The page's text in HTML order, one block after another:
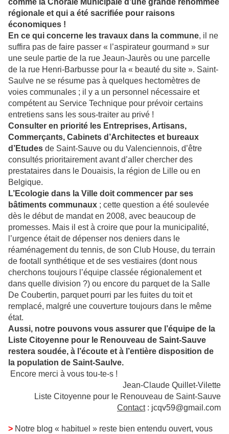
comme la Chorale Municipale d’une grande renommée
régionale et qui a été sacrifiée pour raisons
économiques !
En ce qui concerne les travaux dans la commune, il ne
suffira pas de faire passer « l’aspirateur gourmand » sur
une seule partie de la rue Jeaun-Jaurès ou une parcelle
de la rue Henri-Barbusse pour la « beauté du site ». Saint-
Saulve ne se résume pas à quelques hectomètres de
voies communales ; il y a un personnel nécessaire et
compétent au Service Technique pour prévoir certains
entretiens sans les sous-traiter au privé !
Consulter en priorité les Entreprises, Artisans,
Commerçants, Cabinets d’Architectes et bureaux
d’Etudes de Saint-Sauve ou du Valenciennois, d’être
consultés prioritairement avant d’aller chercher des
prestataires dans le Douaisis, la région de Lille ou en
Belgique.
L’Ecologie dans la Ville doit commencer par ses
bâtiments communaux ; cette question a été soulevée
dès le début de mandat en 2008, avec beaucoup de
promesses. Mais il est à croire que pour la municipalité,
l’urgence était de dépenser nos deniers dans le
réaménagement du tennis, de son Club House, du terrain
de footall synthétique et de ses vestiaires (dont nous
cherchons toujours l’équipe classée régionalement et
dans quelle division ?) ou encore du parquet de la Salle
De Coubertin, parquet pourri par les fuites du toit et
remplacé, malgré une couverture toujours dans le même
état.
Aussi, notre pouvons vous assurer que l’équipe de la
Liste Citoyenne pour le Renouveau de Saint-Sauve
restera soudée, à l’écoute et à l’entière disposition de
la population de Saint-Saulve.
Encore merci à vous tou-te-s !
Jean-Claude Quillet-Vilette
Liste Citoyenne pour le Renouveau de Saint-Sauve
Contact: jcqv59@gmail.com
> Notre blog « habituel » reste bien entendu ouvert, vous